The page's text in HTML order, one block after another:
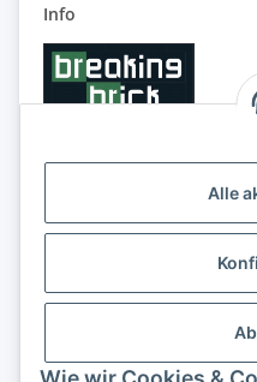
Alle
Info